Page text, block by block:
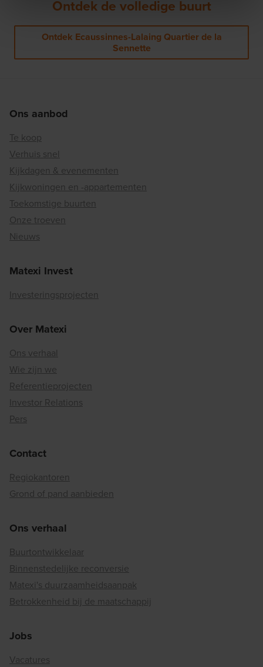
Ontdek de volledige buurt
Ontdek Ecaussinnes-Lalaing Quartier de la
Sennette
Ons aanbod
Te koop
Verhuis snel
Kijkdagen & evenementen
Kijkwoningen en -appartementen
Toekomstige buurten
Onze troeven
Nieuws
Matexi Invest
Investeringsprojecten
Over Matexi
Ons verhaal
Wie zijn we
Referentieprojecten
Investor Relations
Pers
Contact
Regiokantoren
Grond of pand aanbieden
Ons verhaal
Buurtontwikkelaar
Binnenstedelijke reconversie
Matexi's duurzaamheidsaanpak
Betrokkenheid bij de maatschappij
Jobs
Vacatures